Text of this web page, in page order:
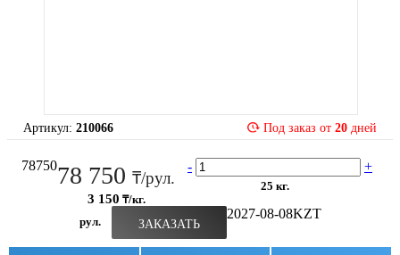
Артикул: 210066 Под заказ от 20 дней
7875078 750 ₸/рул.
3 150 ₸/кг.
- +
25 кг.
рул. ЗАКАЗАТЬ
2027-08-08KZT